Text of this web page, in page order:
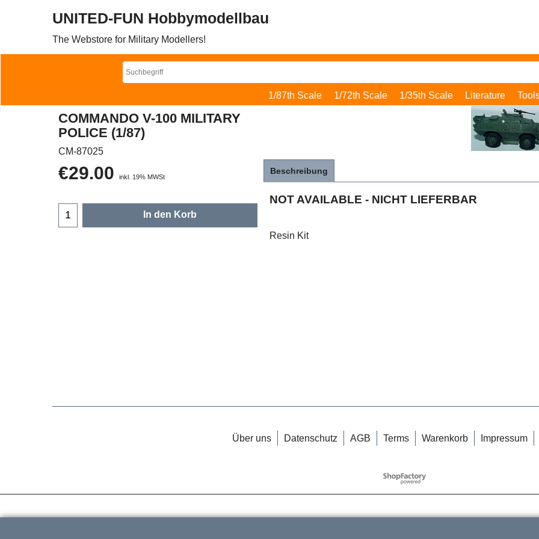
UNITED-FUN Hobbymodellbau
The Webstore for Military Modellers!
1/87th Scale 1/72th Scale 1/35th Scale Literature
COMMANDO V-100 MILITARY
POLICE (1/87)
CM-87025
€29.00 inkl. 19% MWSt
In den Korb
Beschreibung
NOT AVAILABLE - NICHT LIEFERBAR
Resin Kit
Über uns Datenschutz AGB Terms Warenkorb Impressum
WebShop erstellt mit
ShopFactory Shop